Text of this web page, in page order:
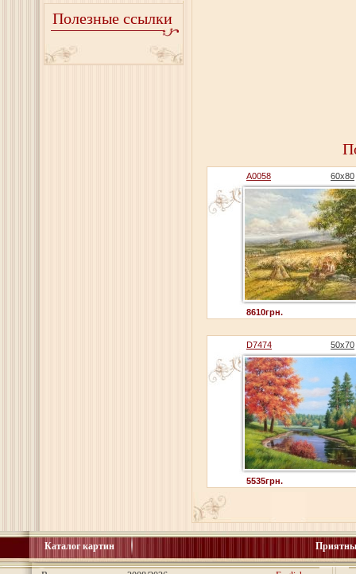
Полезные ссылки
A0058 60x80
8610грн.
D7474 50x70
5535грн.
Каталог картин